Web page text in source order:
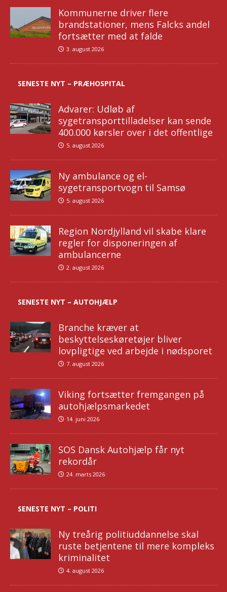
Kommunerne driver flere
brandstationer, mens Falcks andel
fortsætter med at falde
3. august 2026
SENESTE NYT – PRÆHOSPITAL
Advarer: Udløb af
sygetransporttilladelser kan sende
400.000 kørsler over i det offentlige
5. august 2026
Ny ambulance og el-
sygetransportvogn til Samsø
5. august 2026
Region Nordjylland vil skabe klare
regler for disponeringen af
ambulancerne
2. august 2026
SENESTE NYT – AUTOHJÆLP
Branche kræver at
beskyttelseskøretøjer bliver
lovpligtige ved arbejde i nødsporet
7. august 2026
Viking fortsætter fremgangen på
autohjælpsmarkedet
14. juni 2026
SOS Dansk Autohjælp får nyt
rekordår
24. marts 2026
SENESTE NYT – POLITI
Ny treårig politiuddannelse skal
ruste betjentene til mere kompleks
kriminalitet
4. august 2026